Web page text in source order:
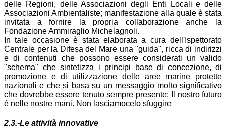
delle Regioni, delle Associazioni degli Enti Locali e delle
Associazioni Ambientaliste; manifestazione alla quale è stata
invitata a fornire la propria collaborazione anche la
Fondazione Ammiraglio Michelagnoli.
In tale occasione è stata elaborata a cura dell'Ispettorato
Centrale per la Difesa del Mare una "guida", ricca di indirizzi
e di contenuti che possono essere considerati un valido
"schema" che sintetizza i principi base di concezione, di
promozione e di utilizzazione delle aree marine protette
nazionali e che si basa su un messaggio molto significativo
che dovrebbe essere tenuto sempre presente: Il nostro futuro
è nelle nostre mani. Non lasciamocelo sfuggire
2.3.-Le attività innovative